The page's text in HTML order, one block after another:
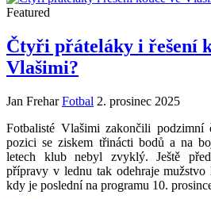
Featured
Čtyři přáteláky i řešení
Vlašimi?
Jan Frehar Fotbal 2. prosinec 2025
Fotbalisté Vlašimi zakončili podzimní
pozici se ziskem třinácti bodů a na
letech klub nebyl zvyklý. Ještě
přípravy v lednu tak odehraje
kdy je poslední na programu 10.